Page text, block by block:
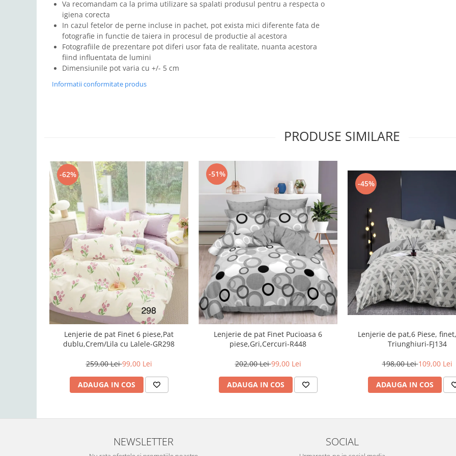
Va recomandam ca la prima utilizare sa spalati produsul pentru a respecta o
igiena corecta
In cazul fetelor de perne incluse in pachet, pot exista mici diferente fata de
fotografie in functie de taiera in procesul de productie al acestora
Fotografiile de prezentare pot diferi usor fata de realitate, nuanta acestora
fiind influentata de lumini
Dimensiunile pot varia cu +/- 5 cm
Informatii conformitate produs
PRODUSE SIMILARE
-62%
Lenjerie de pat Finet 6 piese,Pat
dublu,Crem/Lila cu Lalele-GR298
259,00 Lei99,00 Lei
ADAUGA IN COS
-51%
Lenjerie de pat Finet Pucioasa 6
piese,Gri,Cercuri-R448
202,00 Lei99,00 Lei
ADAUGA IN COS
-45%
Lenjerie de pat,6 Piese,
Triunghiuri-FJ134
198,00 Lei109,00 Lei
ADAUGA IN COS
NEWSLETTER SOCIAL